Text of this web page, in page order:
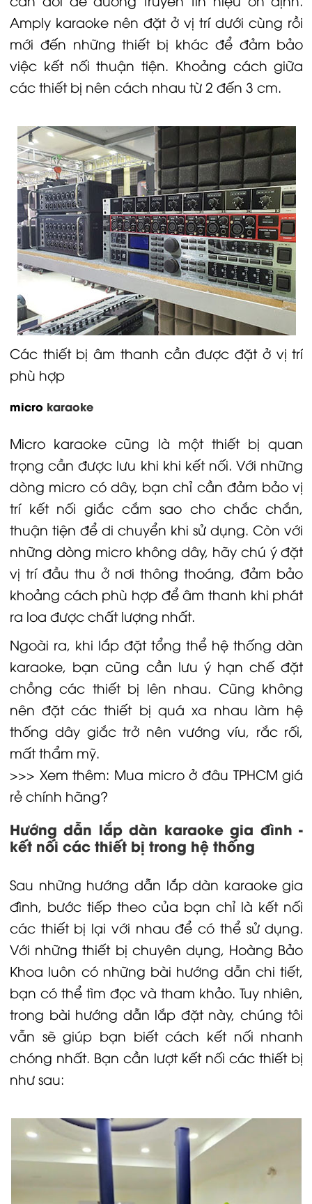
Amply karaoke nên đặt ở vị trí dưới cùng rồi
mới đến những thiết bị khác để đảm bảo
việc kết nối thuận tiện. Khoảng cách giữa
các thiết bị nên cách nhau từ 2 đến 3 cm.
Các thiết bị âm thanh cần được đặt ở vị trí
phù hợp
micro karaoke
Micro karaoke cũng là một thiết bị quan
trọng cần được lưu khi khi kết nối. Với những
dòng micro có dây, bạn chỉ cần đảm bảo vị
trí kết nối giắc cắm sao cho chắc chắn,
thuận tiện để di chuyển khi sử dụng. Còn với
những dòng micro không dây, hãy chú ý đặt
vị trí đầu thu ở nơi thông thoáng, đảm bảo
khoảng cách phù hợp để âm thanh khi phát
ra loa được chất lượng nhất.
Ngoài ra, khi lắp đặt tổng thể hệ thống dàn
karaoke, bạn cũng cần lưu ý hạn chế đặt
chồng các thiết bị lên nhau. Cũng không
nên đặt các thiết bị quá xa nhau làm hệ
thống dây giắc trở nên vướng víu, rắc rối,
mất thẩm mỹ.
>>> Xem thêm: Mua micro ở đâu TPHCM giá
rẻ chính hãng?
Hướng dẫn lắp dàn karaoke gia đình -
kết nối các thiết bị trong hệ thống
Sau những hướng dẫn lắp dàn karaoke gia
đình, bước tiếp theo của bạn chỉ là kết nối
các thiết bị lại với nhau để có thể sử dụng.
Với những thiết bị chuyên dụng, Hoàng Bảo
Khoa luôn có những bài hướng dẫn chi tiết,
bạn có thể tìm đọc và tham khảo. Tuy nhiên,
trong bài hướng dẫn lắp đặt này, chúng tôi
vẫn sẽ giúp bạn biết cách kết nối nhanh
chóng nhất. Bạn cần lượt kết nối các thiết bị
như sau: